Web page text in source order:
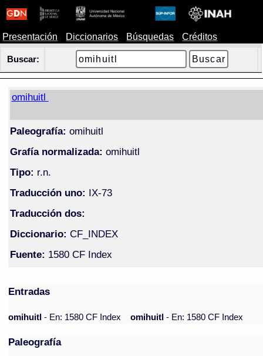
Presentación Diccionarios Búsquedas Créditos
Buscar:
omihuitl
Paleografía: omihuitl
Grafía normalizada: omihuitl
Tipo: r.n.
Traducción uno: IX-73
Traducción dos:
Diccionario: CF_INDEX
Fuente: 1580 CF Index
Entradas
omihuitl- En: 1580 CF Index omihuitl- En: 1580 CF Index
Paleografía